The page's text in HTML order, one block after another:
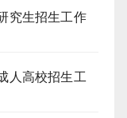
究生招生工作
人高校招生工